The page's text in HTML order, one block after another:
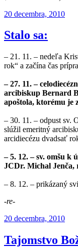
Publikované
20 decembra, 2010
Stalo sa:
– 21. 11. – nedeľa
rok“ a začína čas
– 27. 11. –
arcibiskup Bernard
apoštola, ktorému je
– 30. 11. – odpust sv.
slúžil emeritný
arcidiecézu dvadsať
– 5. 12. – sv. omšu k
JCDr. Michal Jenča,
– 8. 12. – prikázaný
-re-
Publikované
20 decembra, 2010
Tajomstvo